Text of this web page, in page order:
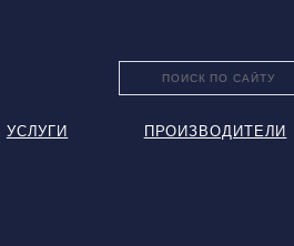
УСЛУГИ ПРОИЗВОДИТЕЛИ